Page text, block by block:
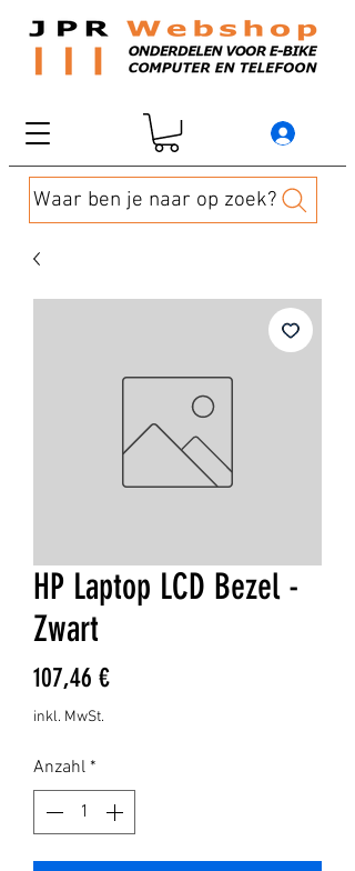
Waar ben je naar op zoek?
HP Laptop LCD Bezel -
Zwart
107,46 €Preis
inkl. MwSt.
Anzahl *